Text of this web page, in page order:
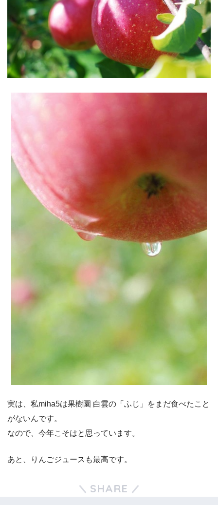
実は、私miha5は果樹園 白雲の「ふじ」をまだ食べたこと
がないんです。
なので、今年こそはと思っています。
あと、りんごジュースも最高です。
SHARE